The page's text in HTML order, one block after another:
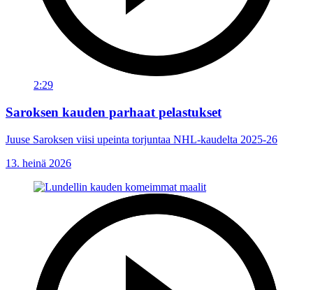
2:29
Saroksen kauden parhaat pelastukset
Juuse Saroksen viisi upeinta torjuntaa NHL-kaudelta 2025-26
13. heinä 2026